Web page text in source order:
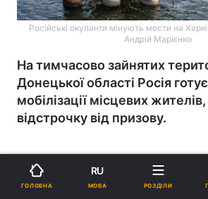
Російські окупанти мінують мости на
Андрій Марієнко
На тимчасово зайнятих
Донецької області Росія
мобілізації місцевих
відстрочку від призову.
ГОЛОВНА
RU
МОВА РОЗДІЛИ